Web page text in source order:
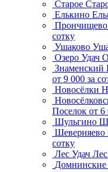
Старое
Елькино
Прончищево
сотку
Ушаково
Озеро Удач
Знаменский
от 9 000 за
Новосёлки
Поселок от 6
Шульгино
Шеверняево
сотку
Лес Удач